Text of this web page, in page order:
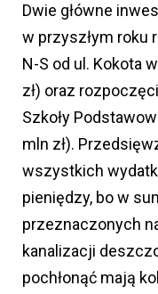
Dwie główne
w przyszłym roku
N-S od ul. Kokota
zł) oraz
Szkoły
mln zł).
wszystkich
pieniędzy, bo w
przeznaczonych
kanalizacji
pochłonąć mają